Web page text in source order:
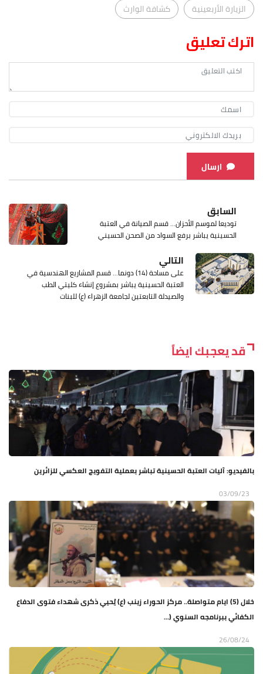
الزيارة الأربعينية
كشافة الوارث
اترك تعليق
ارسال
السابق
توديعا لموسم الأحزان... قسم الصيانة في العتبة
الحسينية يباشر برفع السواد من الصحن الحسيني
التالي
على مساحة (14) دونما... قسم المشاريع الهندسية في
العتبة الحسينية يباشر بمشروع إنشاء كليتي الطب
والصيدلة التابعتين لجامعة الزهراء (ع) للبنات
قد يعجبك ايضاً
بالفيديو: آليات العتبة الحسينية تباشر بعملية التفويج العكسي للزائرين
03/09/23
خلال (5) ايام متواصلة.. مركز الحوراء زينب (ع) يُحيي ذكرى شهداء فتوى الدفاع
الكفائي ببرنامجه السنوي (...
26/08/24